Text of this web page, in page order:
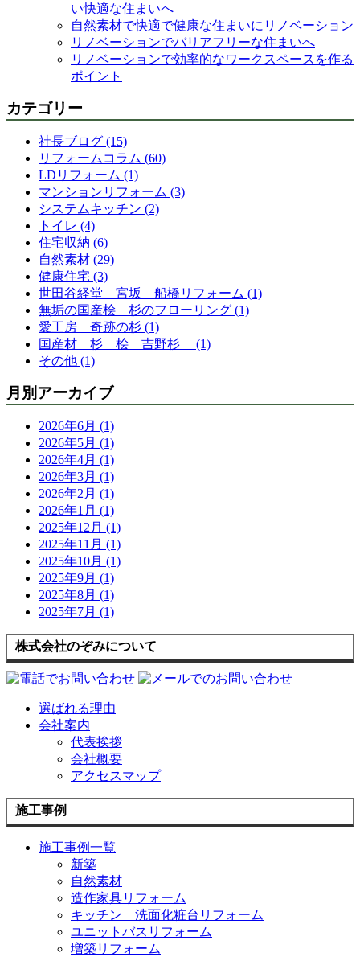
い快適な住まいへ
自然素材で快適で健康な住まいにリノベーション
リノベーションでバリアフリーな住まいへ
リノベーションで効率的なワークスペースを作る
ポイント
カテゴリー
社長ブログ (15)
リフォームコラム (60)
LDリフォーム (1)
マンションリフォーム (3)
システムキッチン (2)
トイレ (4)
住宅収納 (6)
自然素材 (29)
健康住宅 (3)
世田谷経堂 宮坂 船橋リフォーム (1)
無垢の国産桧 杉のフローリング (1)
愛工房 奇跡の杉 (1)
国産材 杉 桧 吉野杉 (1)
その他 (1)
月別アーカイブ
2026年6月 (1)
2026年5月 (1)
2026年4月 (1)
2026年3月 (1)
2026年2月 (1)
2026年1月 (1)
2025年12月 (1)
2025年11月 (1)
2025年10月 (1)
2025年9月 (1)
2025年8月 (1)
2025年7月 (1)
株式会社のぞみについて
選ばれる理由
会社案内
代表挨拶
会社概要
アクセスマップ
施工事例
施工事例一覧
新築
自然素材
造作家具リフォーム
キッチン 洗面化粧台リフォーム
ユニットバスリフォーム
増築リフォーム